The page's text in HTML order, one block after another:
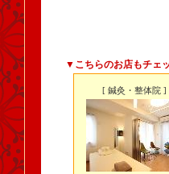
▼こちらのお店もチェ
[ 鍼灸・整体院 ]